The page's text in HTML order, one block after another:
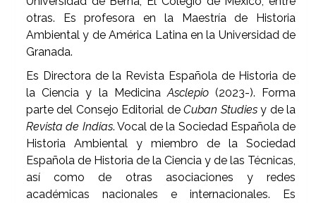
otras. Es profesora en la Maestría de Historia
Ambiental y de América Latina en la Universidad de
Granada.
Es Directora de la Revista Española de Historia de
la Ciencia y la Medicina Asclepio(2023-). Forma
parte del Consejo Editorial deCuban Studiesy de la
Revista de Indias. Vocal de la Sociedad Española de
Historia Ambiental y miembro de la Sociedad
Española de Historia de la Ciencia y de las Técnicas,
así como de otras asociaciones y redes
académicas nacionales e internacionales. Es